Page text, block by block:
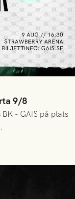
9/8
- GAIS på plats